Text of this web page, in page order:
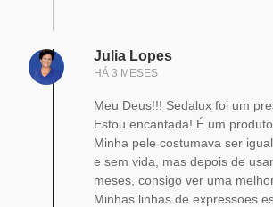
Julia Lopes
HÁ 3 MESES
Meu Deus!!! Sedalux foi um
Estou encantada! É um
Minha pele costumava ser
e sem vida, mas depois de
meses, consigo ver uma
Minhas linhas de expressoes